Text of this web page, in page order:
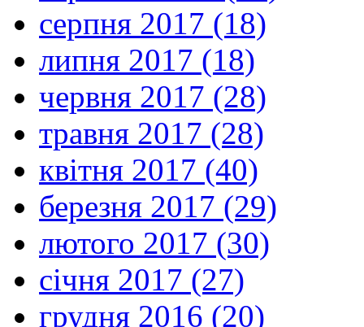
серпня 2017 (18)
липня 2017 (18)
червня 2017 (28)
травня 2017 (28)
квітня 2017 (40)
березня 2017 (29)
лютого 2017 (30)
січня 2017 (27)
грудня 2016 (20)